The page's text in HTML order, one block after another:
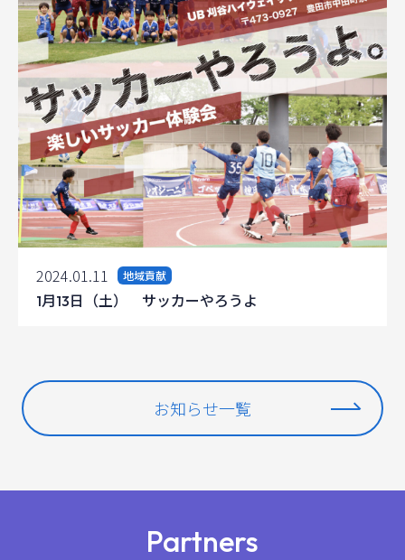
2024.01.11 地域貢献
1月13日（土） サッカーやろうよ
お知らせ一覧
Partners